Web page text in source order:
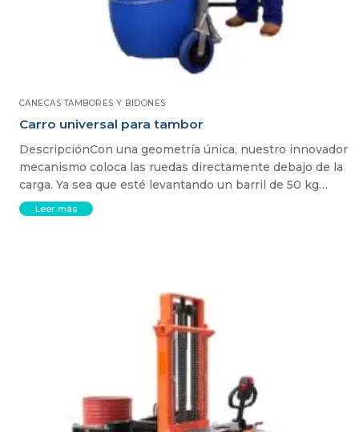
CANECAS TAMBORES Y BIDONES
Carro universal para tambor
DescripciónCon una geometría única, nuestro innovador
mecanismo coloca las ruedas directamente debajo de la
carga. Ya sea que esté levantando un barril de 50 kg…
Leer más